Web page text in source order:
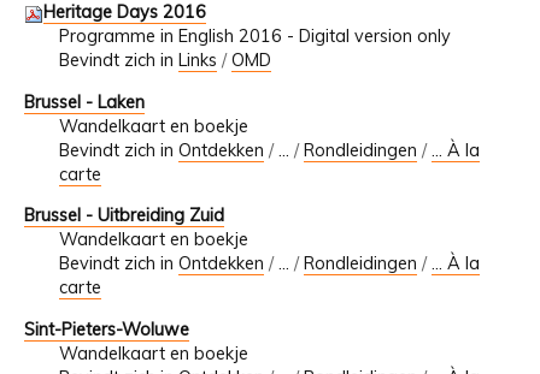
Heritage Days 2016
Programme in English 2016 - Digital version only
Bevindt zich in Links /OMD
Brussel - Laken
Wandelkaart en boekje
Bevindt zich in Ontdekken /… /Rondleidingen /... À la
carte
Brussel - Uitbreiding Zuid
Wandelkaart en boekje
Bevindt zich in Ontdekken /… /Rondleidingen /... À la
carte
Sint-Pieters-Woluwe
Wandelkaart en boekje